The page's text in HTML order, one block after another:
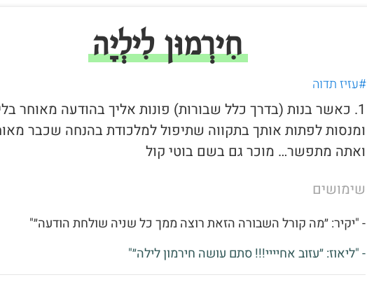
חִירְמוּן לִילְיָה
#עזיז תדוה
1. כאשר בנות (בדרך כלל שבורות) פונות אליך בהודעה מאוחר
ומנסות לפתות אותך בתקווה שתיפול למלכודת בהנחה שכבר
ואתה מתפשר… מוכר גם בשם בוטי קול
שימושים
- "יקיר: ״מה קורל השבורה הזאת רוצה ממך כל שניה שולחת הודעה״"
- "ליאוז: ״עזוב אחיייי!!! סתם עושה חירמון לילה״"